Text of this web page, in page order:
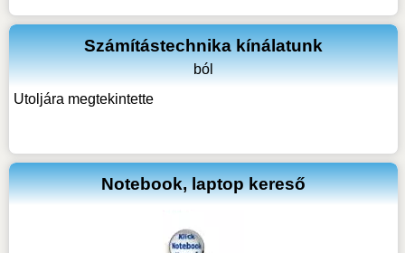
Számítástechnika kínálatunk
ból
Utoljára megtekintette
Notebook, laptop kereső